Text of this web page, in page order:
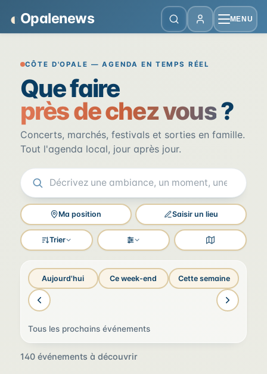
◐ Opalenews MENU
Opalenews — Événements de la
CÔTE D'OPALE — AGENDA EN TEMPS RÉEL
Que faire
près de chez vous?
Concerts, marchés, festivals et sorties en famille.
Tout l'agenda local, jour après jour.
Ma position Saisir un lieu
Trier Filtres Voir la carte
Aujourd'hui Ce week-end Cette semaine
Tous les prochains événements
140 événements à découvrir